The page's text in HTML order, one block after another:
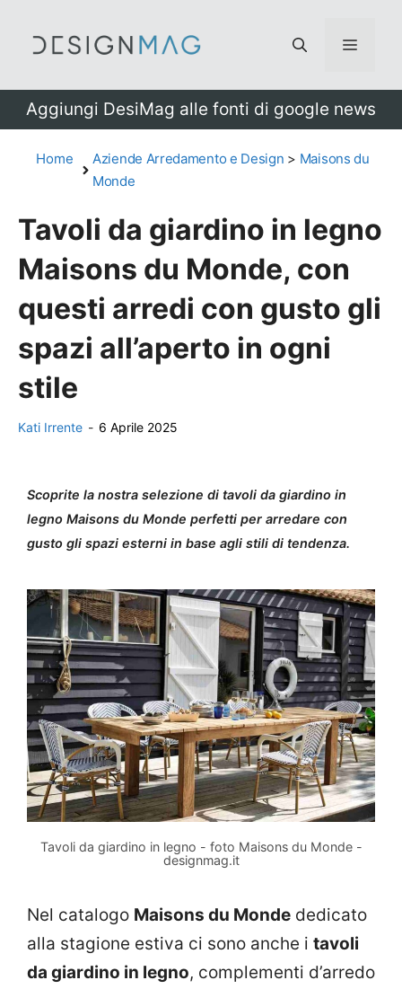
Menu
Aggiungi DesiMag alle fonti di google news
Home Aziende Arredamento e Design > Maisons du
Monde
Tavoli da giardino in legno
Maisons du Monde, con
questi arredi con gusto gli
spazi all’aperto in ogni
stile
Kati Irrente - 6 Aprile 2025
Scoprite la nostra selezione di tavoli da giardino in
legno Maisons du Monde perfetti per arredare con
gusto gli spazi esterni in base agli stili di tendenza.
Tavoli da giardino in legno - foto Maisons du Monde -
designmag.it
Nel catalogo Maisons du Monde dedicato
alla stagione estiva ci sono anche i tavoli
da giardino in legno, complementi d’arredo